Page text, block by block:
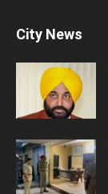
City News